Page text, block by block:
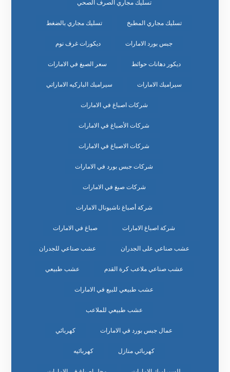
تسليك مجاري الصرف الصحي
تسليك مجاري المطبخ تسليك مجاري بالضغط
جبس بورد الامارات ديكورات غرف نوم
ديكور دهانات حوائط سعر الصبغ في الامارات
سيراميك الامارات سيراميك الباركيه الاماراتي
شركات اصباغ في الامارات
شركات الأصباغ في الامارات
شركات الاصباغ في الامارات
شركات جبس بورد في الامارات
شركات صبغ في الامارات
شركة أصباغ ناشيونال الامارات
شركة اصباغ الامارات صباغ في الامارات
عشب صناعي على الجدران عشب صناعي للجدران
عشب صناعي ملاعب كرة القدم عشب طبيعي
عشب طبيعي للبيع في الامارات
عشب طبيعي للملاعب
عمال جبس بورد في الامارات كهربائي
كهربائي منازل كهربائيه